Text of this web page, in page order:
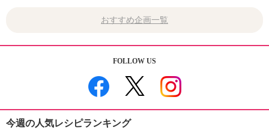
おすすめ企画一覧
FOLLOW US
今週の人気レシピランキング